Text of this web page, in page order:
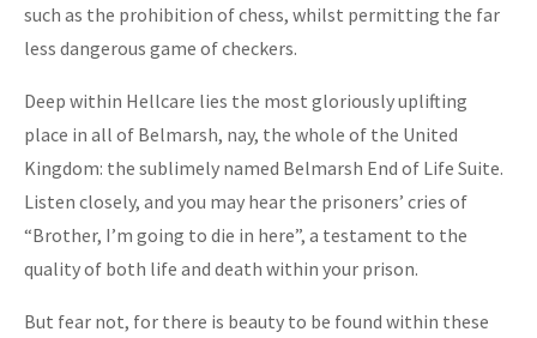
such as the prohibition of chess, whilst permitting the far
less dangerous game of checkers.
Deep within Hellcare lies the most gloriously uplifting
place in all of Belmarsh, nay, the whole of the United
Kingdom: the sublimely named Belmarsh End of Life Suite.
Listen closely, and you may hear the prisoners’ cries of
“Brother, I’m going to die in here”, a testament to the
quality of both life and death within your prison.
But fear not, for there is beauty to be found within these